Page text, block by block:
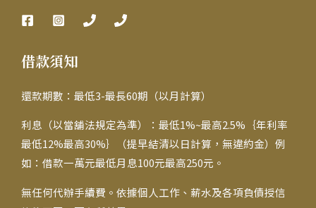
轉
生
借款須知
還款期數：最低3-最長60期（以月計算）
利息（以當舖法規定為準）：最低1%~最高2.5%｛年利率
最低12%最高30%｝（提早結清以日計算，無違約金）例
如：借款一萬元最低月息100元最高250元。
無任何代辦手續費。依據個人工作、薪水及各項負債授信